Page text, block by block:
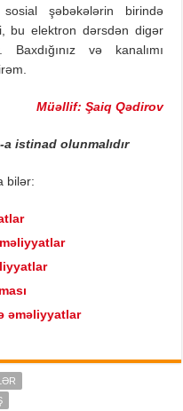
sosial şəbəkələrin birində
bu elektron dərsdən digər
Baxdığınız və kanalımı
Müəllif: Şaiq Qədirov
-a istinad olunmalıdır
bilər:
əməliyyatlar